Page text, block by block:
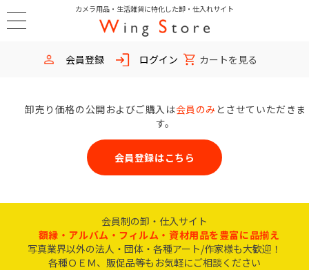
カメラ用品・生活雑貨に特化した卸・仕入れサイト
会員登録 ログイン カートを見る
卸売り価格の公開およびご購入は会員のみ とさせていただきま
す。
会員登録はこちら
会員制の卸・仕入サイト
額縁・アルバム・フィルム・資材用品を豊富に品揃え
写真業界以外の法人・団体・各種アート/作家様も大歓迎！
各種ＯＥＭ、販促品等もお気軽にご相談ください